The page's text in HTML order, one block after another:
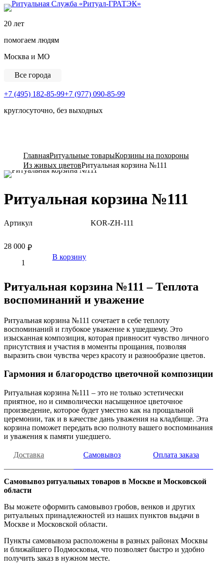
20 лет
помогаем людям
Москва и МО
Все города
+7 (495) 182-85-99+7 (977) 090-85-99
круглосуточно, без выходных
ГлавнаяРитуальные товарыКорзины на похороны
Из живых цветовРитуальная корзина №111
Ритуальная корзина №111
Артикул KOR-ZH-111
₽
28 000
В корзину
Ритуальная корзина №111 – Теплота
воспоминаний и уважение
Ритуальная корзина №111 сочетает в себе теплоту
воспоминаний и глубокое уважение к ушедшему. Это
изысканная композиция, которая привносит чувство личного
присутствия и участия в моменты прощания, позволяя
выразить свои чувства через красоту и разнообразие цветов.
Гармония и благородство цветочной композиции
Ритуальная корзина №111 – это не только эстетически
приятное, но и символически насыщенное цветочное
произведение, которое будет уместно как на прощальной
церемонии, так и в качестве дань уважения на кладбище. Эта
корзина поможет передать всю полноту вашего воспоминания
и уважения к памяти ушедшего.
Доставка Самовывоз Оплата заказа
Самовывоз ритуальных товаров в Москве и Московской
области
Вы можете оформить самовывоз гробов, венков и других
ритуальных принадлежностей из наших пунктов выдачи в
Москве и Московской области.
Пункты самовывоза расположены в разных районах Москвы
и ближайшего Подмосковья, что позволяет быстро и удобно
получить заказ в нужном месте.